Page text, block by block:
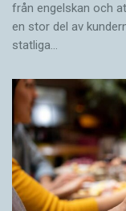
från engelskan och
en stor del av
statliga…